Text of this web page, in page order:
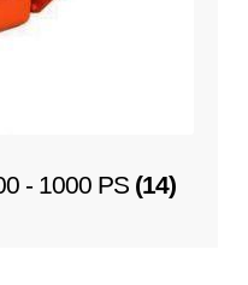
- 1000 PS (14)